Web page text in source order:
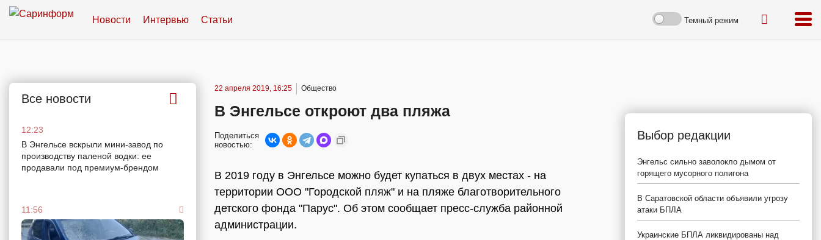
Новости Интервью Статьи Темный режим
Все новости
12:23
В Энгельсе вскрыли мини-завод по
производству паленой водки: ее
продавали под премиум-брендом
11:56
22 апреля 2019, 16:25 Общество
В Энгельсе откроют два пляжа
Поделиться
новостью:
В 2019 году в Энгельсе можно будет купаться в двух местах - на
территории ООО "Городской пляж" и на пляже благотворительного
детского фонда "Парус". Об этом сообщает пресс-служба районной
администрации.
Выбор редакции
Энгельс сильно заволокло дымом от
горящего мусорного полигона
В Саратовской области объявили угрозу
атаки БПЛА
Украинские БПЛА ликвидированы над